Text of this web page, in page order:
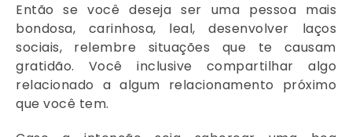
Então se você deseja ser uma pessoa mais
bondosa, carinhosa, leal, desenvolver laços
sociais, relembre situações que te causam
gratidão. Você inclusive compartilhar algo
relacionado a algum relacionamento próximo
que você tem.